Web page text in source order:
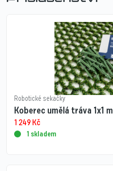
Robotické sekačky
Koberec umělá tráva 1x1 m
1 249Kč
1 skladem